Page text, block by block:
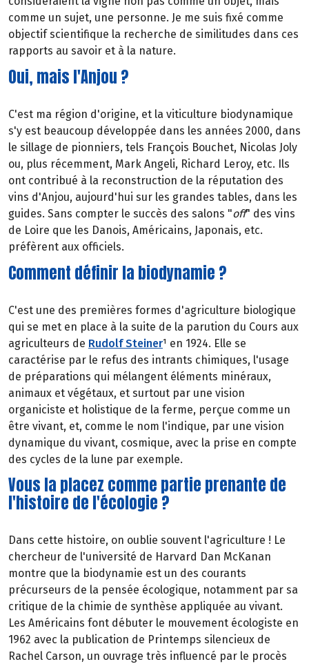
comme un sujet, une personne. Je me suis fixé comme
objectif scientifique la recherche de similitudes dans ces
rapports au savoir et à la nature.
Oui, mais l'Anjou ?
C'est ma région d'origine, et la viticulture biodynamique
s'y est beaucoup développée dans les années 2000, dans
le sillage de pionniers, tels François Bouchet, Nicolas Joly
ou, plus récemment, Mark Angeli, Richard Leroy, etc. Ils
ont contribué à la reconstruction de la réputation des
vins d'Anjou, aujourd'hui sur les grandes tables, dans les
guides. Sans compter le succès des salons "off" des vins
de Loire que les Danois, Américains, Japonais, etc.
préfèrent aux officiels.
Comment définir la biodynamie ?
C'est une des premières formes d'agriculture biologique
qui se met en place à la suite de la parution du Cours aux
agriculteurs de Rudolf Steiner¹ en 1924. Elle se
caractérise par le refus des intrants chimiques, l'usage
de préparations qui mélangent éléments minéraux,
animaux et végétaux, et surtout par une vision
organiciste et holistique de la ferme, perçue comme un
être vivant, et, comme le nom l'indique, par une vision
dynamique du vivant, cosmique, avec la prise en compte
des cycles de la lune par exemple.
Vous la placez comme partie prenante de
l'histoire de l'écologie ?
Dans cette histoire, on oublie souvent l'agriculture ! Le
chercheur de l'université de Harvard Dan McKanan
montre que la biodynamie est un des courants
précurseurs de la pensée écologique, notamment par sa
critique de la chimie de synthèse appliquée au vivant.
Les Américains font débuter le mouvement écologiste en
1962 avec la publication de Printemps silencieux de
Rachel Carson, un ouvrage très influencé par le procès